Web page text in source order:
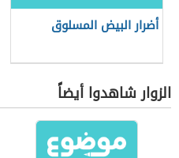
أضرار البيض المسلوق
الزوار شاهدوا أيضاً